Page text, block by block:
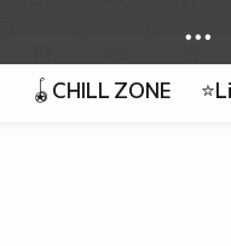
🪀CHILL ZONE